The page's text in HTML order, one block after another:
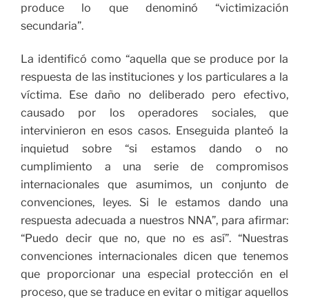
produce lo que denominó “victimización
secundaria”.
La identificó como “aquella que se produce por la
respuesta de las instituciones y los particulares a la
víctima. Ese daño no deliberado pero efectivo,
causado por los operadores sociales, que
intervinieron en esos casos. Enseguida planteó la
inquietud sobre “si estamos dando o no
cumplimiento a una serie de compromisos
internacionales que asumimos, un conjunto de
convenciones, leyes. Si le estamos dando una
respuesta adecuada a nuestros NNA”, para afirmar:
“Puedo decir que no, que no es así”. “Nuestras
convenciones internacionales dicen que tenemos
que proporcionar una especial protección en el
proceso, que se traduce en evitar o mitigar aquellos